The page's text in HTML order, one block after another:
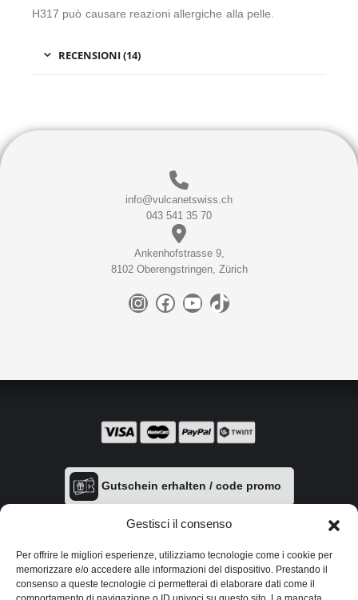
Gestisci il consenso
Per offrire le migliori esperienze, utilizziamo tecnologie come i cookie per
memorizzare e/o accedere alle informazioni del dispositivo. Prestando il
consenso a queste tecnologie ci permetterai di elaborare dati come il
H317 può causare reazioni allergiche alla pelle.
RECENSIONI (14)
info@vulcanetswiss.ch
043 541 35 70
Ankenhofstrasse 9,
8102 Oberengstringen, Zürich
Instagram Facebook YouTube TikTok
Gutschein erhalten / code promo